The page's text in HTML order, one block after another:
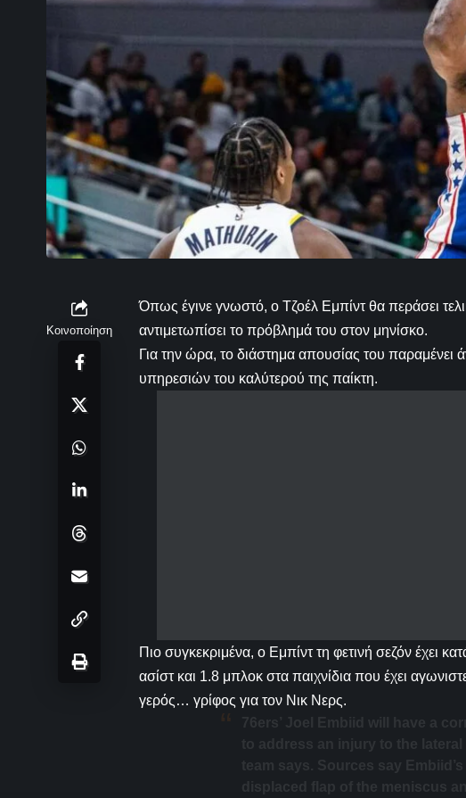
Κοινοποίηση
Όπως έγινε γνωστό, ο Τζοέλ Εμπίντ θα περάσει
αντιμετωπίσει το πρόβλημά του στον μηνίσκο.
Για την ώρα, το διάστημα απουσίας του παραμένει
υπηρεσιών του καλύτερού της παίκτη.
Πιο συγκεκριμένα, ο Εμπίντ τη φετινή σεζόν έχει
ασίστ και 1.8 μπλοκ στα παιχνίδια που έχει
γερός… γρίφος για τον Νικ Νερς.